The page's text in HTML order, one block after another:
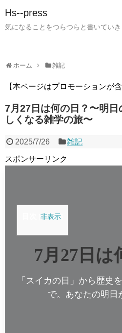
Hs--press
気になることをつらつらと書いていき
ホーム 雑記
【本ページはプロモーションが
7月27日は何の日？〜明
しくなる雑学の旅〜
2025/7/26 雑記
スポンサーリンク
非表示
7月27日は
「スイカの日」から歴史
で。あなたの明日